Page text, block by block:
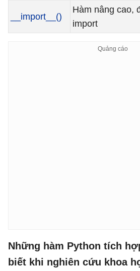
__import__()
Hàm nâng cao,
import
Những hàm Python tích
biết khi nghiên cứu khoa